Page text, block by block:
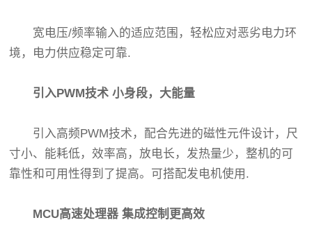
宽电压/频率输入的适应范围，轻松应对恶劣电力环
境，电力供应稳定可靠.
引入PWM技术 小身段，大能量
引入高频PWM技术，配合先进的磁性元件设计，尺
寸小、能耗低，效率高，放电长，发热量少，整机的可
靠性和可用性得到了提高。可搭配发电机使用.
MCU高速处理器 集成控制更高效